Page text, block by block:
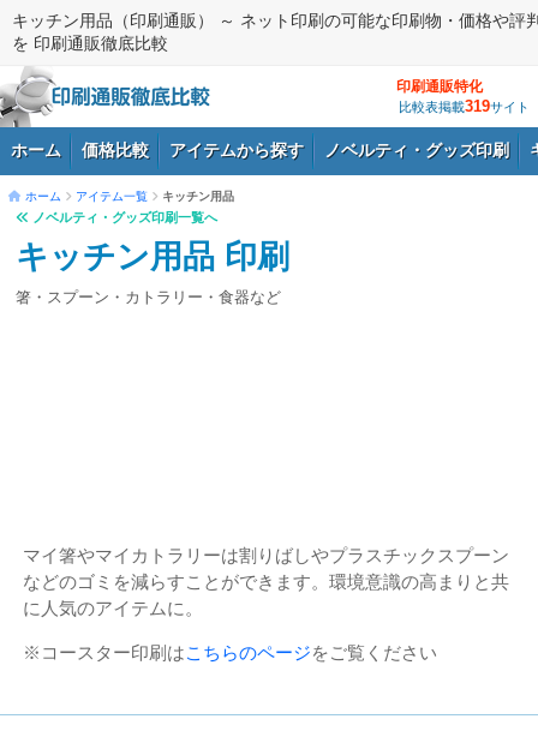
キッチン用品（印刷通販） ～ ネット印刷の可能な印刷物・価格や評
を 印刷通販徹底比較
印刷通販特化
比較表掲載319サイト
ホーム 価格比較 アイテムから探す ノベルティ・グッズ印刷
ログイン
ホーム アイテム一覧 キッチン用品
ノベルティ・グッズ印刷一覧へ
キッチン用品 印刷
箸・スプーン・カトラリー・食器など
マイ箸やマイカトラリーは割りばしやプラスチックスプーン
などのゴミを減らすことができます。環境意識の高まりと共
に人気のアイテムに。
※コースター印刷はこちらのページをご覧ください